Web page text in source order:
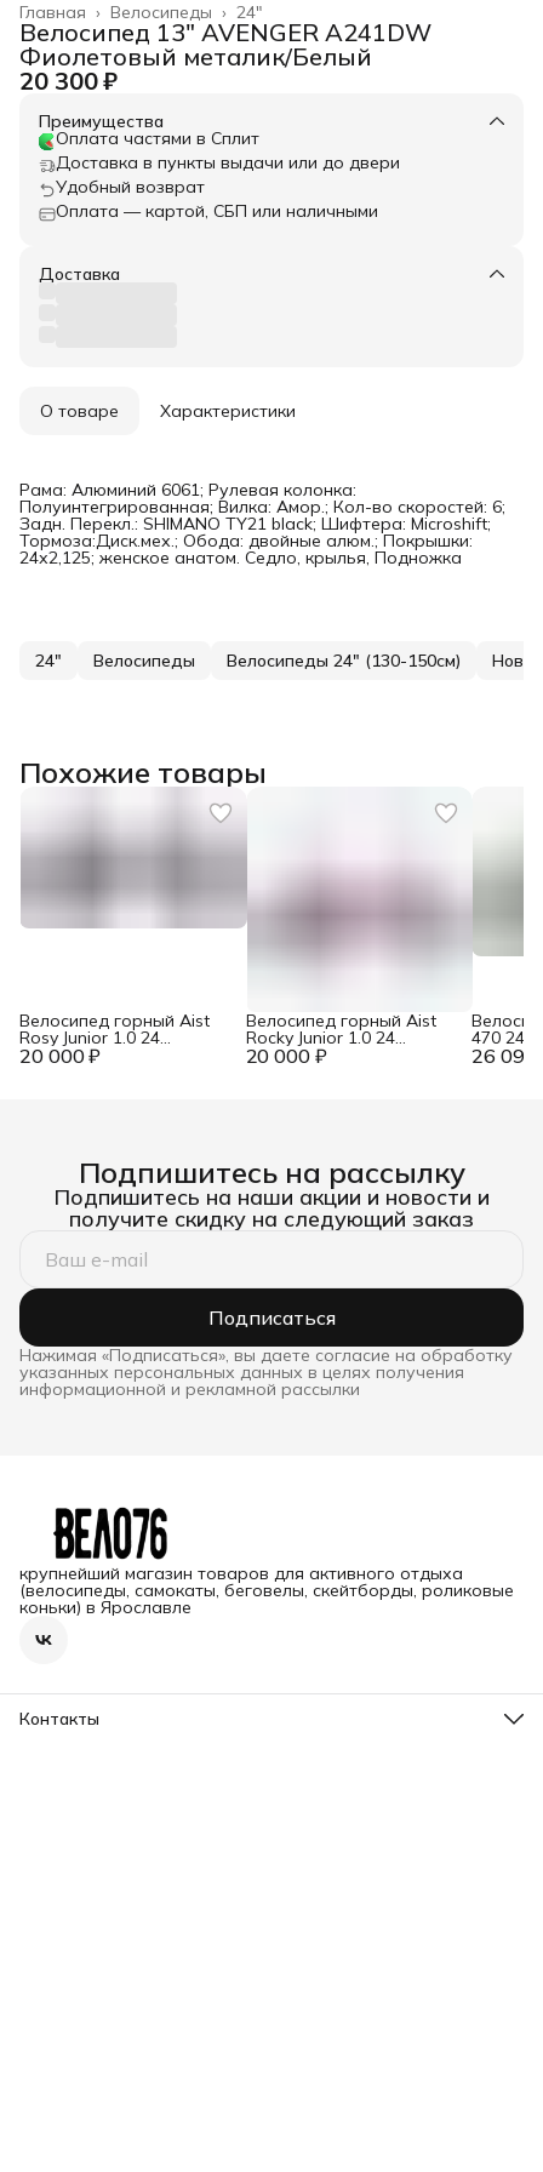
24"
Велосипеды ›
Главная ›
Велосипед 13" AVENGER A241DW
Фиолетовый металик/Белый
20 300 ₽
Преимущества
Оплата частями в Сплит
Доставка в пункты выдачи или до двери
Удобный возврат
Оплата — картой, СБП или наличными
Доставка
О товаре Характеристики
Рама: Алюминий 6061; Рулевая колонка:
Полуинтегрированная; Вилка: Амор.; Кол-во скоростей: 6;
Задн. Перекл.: SHIMANO TY21 black; Шифтера: Microshift;
Тормоза:Диск.мех.; Обода: двойные алюм.; Покрышки:
24х2,125; женское анатом. Седло, крылья, Подножка
24" Велосипеды Велосипеды 24" (130-150см)
Похожие товары
20 000 ₽
Велосипед горный Aist
Rosy Junior 1.0 24
сиреневый 20 000 ₽
Велосипед горный Aist
Rocky Junior 1.0 24
красный 26 090
470
темно-
Подпишитесь на рассылку
Подпишитесь на наши акции и новости и
получите скидку на следующий заказ
Подписаться
Нажимая «Подписаться», вы даете согласие на обработку
указанных персональных данных в целях получения
информационной и рекламной рассылки
крупнейший магазин товаров для активного отдыха
(велосипеды, самокаты, беговелы, скейтборды, роликовые
коньки) в Ярославле
Контакты